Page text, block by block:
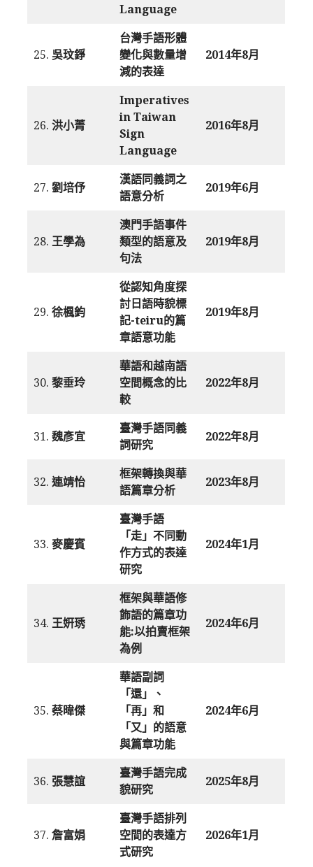
Language
25. 吳玟錚
台灣手語形體
變化與數量增
減的表達
2014年8月
26. 洪小菁
Imperatives
in Taiwan
Sign
Language
2016年8月
27. 劉培伃
漢語同義詞之
語意分析
2019年6月
28. 王學為
澳門手語事件
類型的語意及
句法
2019年8月
29. 徐楓鈞
從認知角度探
討日語時貌標
記-teiru的篇
章語意功能
2019年8月
30. 黎垂玲
華語和越南語
空間概念的比
較
2022年8月
31. 魏彥宜
臺灣手語同義
詞研究
2022年8月
32. 連靖怡
框架轉換與華
語篇章分析
2023年8月
33. 麥慶賓
臺灣手語
「走」不同動
作方式的表達
研究
2024年1月
34. 王姸琇
框架與華語修
飾語的篇章功
能:以拍賣框架
為例
2024年6月
35. 蔡暐傑
華語副詞
「還」、
「再」和
「又」的語意
與篇章功能
2024年6月
36. 張慧誼
臺灣手語完成
貌研究
2025年8月
37. 詹富娟
臺灣手語排列
空間的表達方
式研究
2026年1月